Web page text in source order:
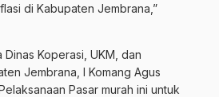
di Kabupaten Jembrana,”
Dinas Koperasi, UKM, dan
Jembrana, I Komang Agus
Pasar murah ini untuk